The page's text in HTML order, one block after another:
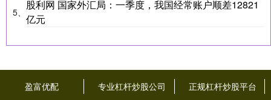
5、
股利网 国家外汇局：一季度，我国经常账户顺差12821
亿元
盈富优配 专业杠杆炒股公司 正规杠杆炒股平台